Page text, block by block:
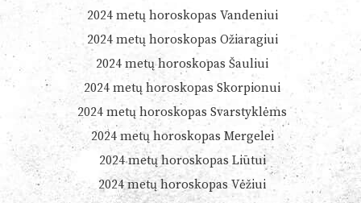
2024 metų horoskopas Vandeniui
2024 metų horoskopas Ožiaragiui
2024 metų horoskopas Šauliui
2024 metų horoskopas Skorpionui
2024 metų horoskopas Svarstyklėms
2024 metų horoskopas Mergelei
2024 metų horoskopas Liūtui
2024 metų horoskopas Vėžiui